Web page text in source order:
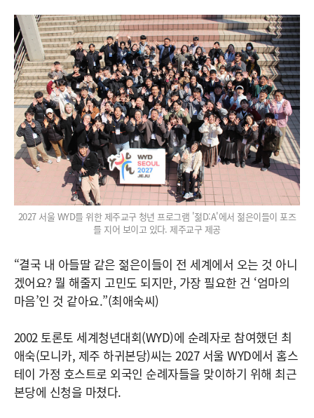
2027 서울 WYD를 위한 제주교구 청년 프로그램 '젊D:A'에서 젊은이들이 포즈
를 지어 보이고 있다. 제주교구 제공
“결국 내 아들딸 같은 젊은이들이 전 세계에서 오는 것 아니
겠어요? 뭘 해줄지 고민도 되지만, 가장 필요한 건 ‘엄마의
마음’인 것 같아요.”(최애숙씨)
2002 토론토 세계청년대회(WYD)에 순례자로 참여했던 최
애숙(모니카, 제주 하귀본당)씨는 2027 서울 WYD에서 홈스
테이 가정 호스트로 외국인 순례자들을 맞이하기 위해 최근
본당에 신청을 마쳤다.